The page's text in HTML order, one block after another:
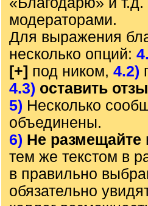
модераторами.
Для выражения
несколько опций:
[+] под ником, 4.2)
4.3) оставить
5) Несколько
объединены.
6) Не размещайте
тем же текстом в
в правильно
обязательно